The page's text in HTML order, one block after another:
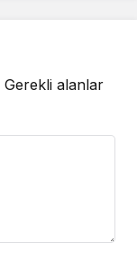
Gerekli alanlar